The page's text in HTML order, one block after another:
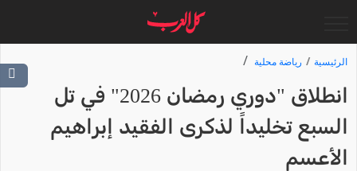
الرئيسية رياضة محلية
انطلاق "دوري رمضان 2026" في تل
السبع تخليداً لذكرى الفقيد إبراهيم
الأعسم